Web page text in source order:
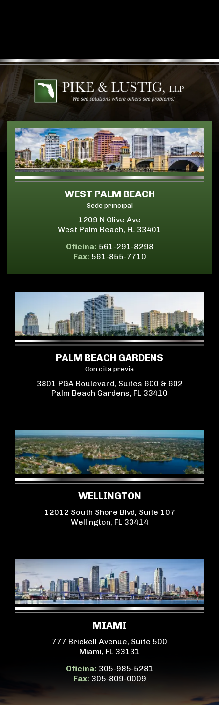
WEST PALM BEACH
Sede principal
1209 N Olive Ave
West Palm Beach, FL 33401
Oficina: 561-291-8298
Fax: 561-855-7710
PALM BEACH GARDENS
Con cita previa
3801 PGA Boulevard, Suites 600 & 602
Palm Beach Gardens, FL 33410
WELLINGTON
12012 South Shore Blvd, Suite 107
Wellington, FL 33414
MIAMI
777 Brickell Avenue, Suite 500
Miami, FL 33131
Oficina: 305-985-5281
Fax: 305-809-0009